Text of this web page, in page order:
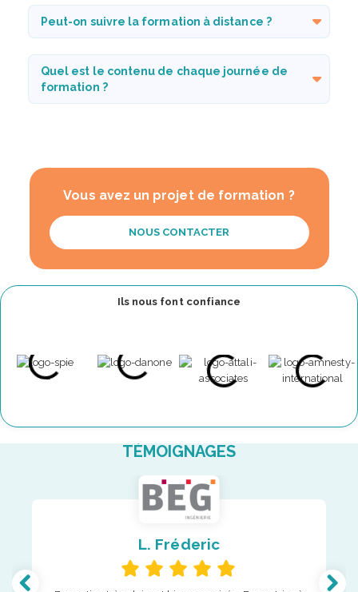
Peut-on suivre la formation à distance ?
Quel est le contenu de chaque journée de
formation ?
Vous avez un projet de formation ?
NOUS CONTACTER
Ils nous font confiance
TÉMOIGNAGES
L. Fréderic